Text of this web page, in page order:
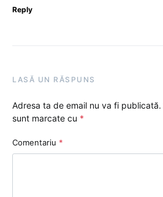
Reply
LASĂ UN RĂSPUNS
Adresa ta de email nu va fi publicată.
sunt marcate cu *
Comentariu *